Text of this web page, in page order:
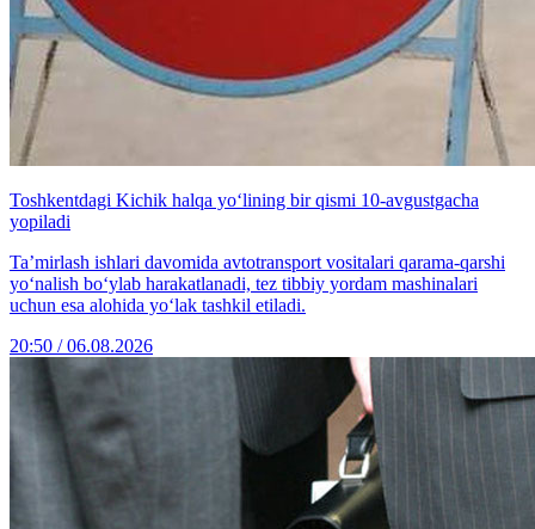
Toshkentdagi Kichik halqa yo‘lining bir qismi 10-avgustgacha
yopiladi
Ta’mirlash ishlari davomida avtotransport vositalari qarama-qarshi
yo‘nalish bo‘ylab harakatlanadi, tez tibbiy yordam mashinalari
uchun esa alohida yo‘lak tashkil etiladi.
20:50 / 06.08.2026